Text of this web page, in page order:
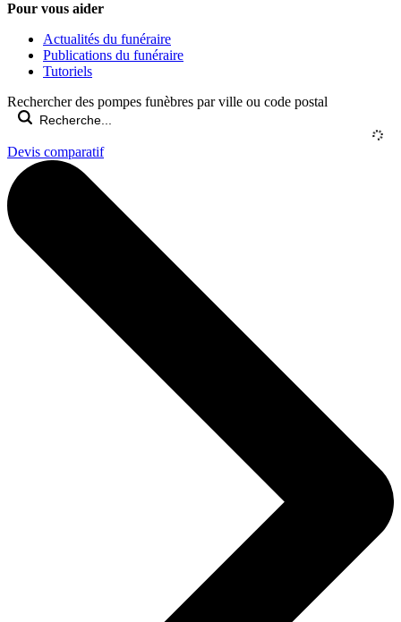
Pour vous aider
Actualités du funéraire
Publications du funéraire
Tutoriels
Rechercher des pompes funèbres par ville ou code postal
Devis comparatif